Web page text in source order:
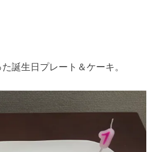
誕生日プレート＆ケーキ。